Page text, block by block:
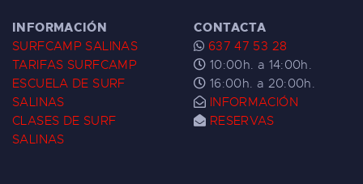
INFORMACIÓN
SURFCAMP SALINAS
TARIFAS SURFCAMP
ESCUELA DE SURF
SALINAS
CLASES DE SURF
SALINAS
CONTACTA
637 47 53 28
10:00h. a 14:00h.
16:00h. a 20:00h.
INFORMACIÓN
RESERVAS